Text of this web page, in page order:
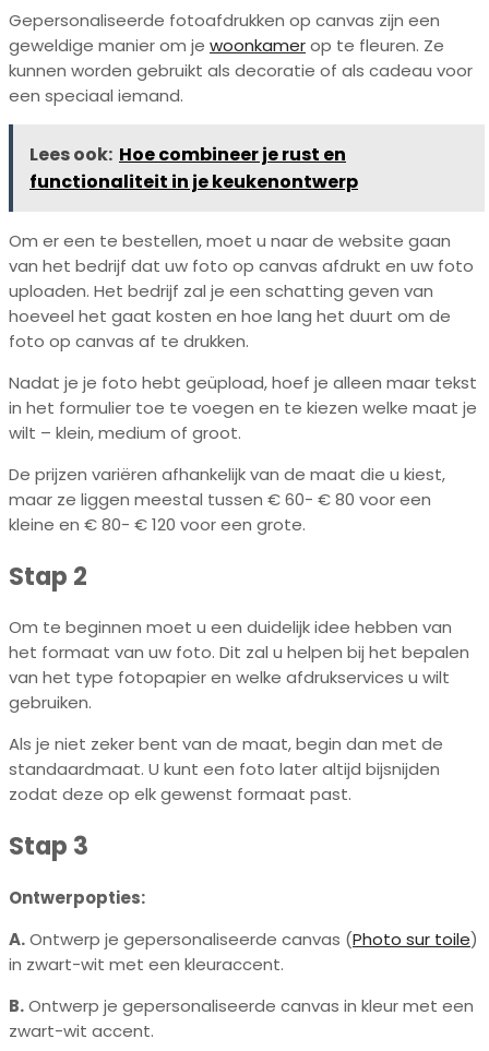
Gepersonaliseerde fotoafdrukken op canvas zijn een
geweldige manier om je woonkamerop te fleuren. Ze
kunnen worden gebruikt als decoratie of als cadeau voor
een speciaal iemand.
Lees ook: Hoe combineer je rust en
functionaliteit in je keukenontwerp
Om er een te bestellen, moet u naar de website gaan
van het bedrijf dat uw foto op canvas afdrukt en uw foto
uploaden. Het bedrijf zal je een schatting geven van
hoeveel het gaat kosten en hoe lang het duurt om de
foto op canvas af te drukken.
Nadat je je foto hebt geüpload, hoef je alleen maar tekst
in het formulier toe te voegen en te kiezen welke maat je
wilt – klein, medium of groot.
De prijzen variëren afhankelijk van de maat die u kiest,
maar ze liggen meestal tussen € 60- € 80 voor een
kleine en € 80- € 120 voor een grote.
Stap 2
Om te beginnen moet u een duidelijk idee hebben van
het formaat van uw foto. Dit zal u helpen bij het bepalen
van het type fotopapier en welke afdrukservices u wilt
gebruiken.
Als je niet zeker bent van de maat, begin dan met de
standaardmaat. U kunt een foto later altijd bijsnijden
zodat deze op elk gewenst formaat past.
Stap 3
Ontwerpopties:
A.Ontwerp je gepersonaliseerde canvas (Photo sur toile)
in zwart-wit met een kleuraccent.
B.Ontwerp je gepersonaliseerde canvas in kleur met een
zwart-wit accent.